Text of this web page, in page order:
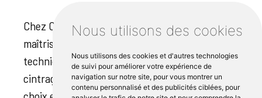
Nous utilisons des cookies
Nous utilisons des cookies et d'autres technologies
de suivi pour améliorer votre expérience de
navigation sur notre site, pour vous montrer un
contenu personnalisé et des publicités ciblées, pour
Chez Cipli Iroise, nous sommes fiers de notre
maîtrise de l'art du cintrage des métaux. Nos
techniques spécifiques et nos compétences en
cintrage Carhaix-Plouguer font de nous un